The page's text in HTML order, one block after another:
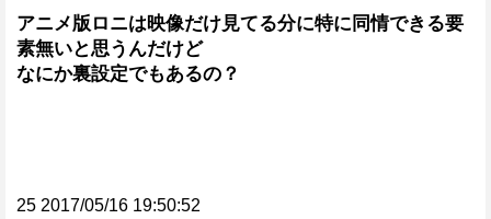
アニメ版ロニは映像だけ見てる分に特に同情できる要
素無いと思うんだけど
なにか裏設定でもあるの？
25 2017/05/16 19:50:52